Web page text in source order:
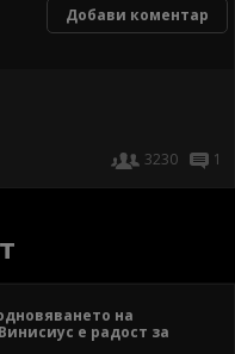
Добави коментар
3230
1
на
е радост за